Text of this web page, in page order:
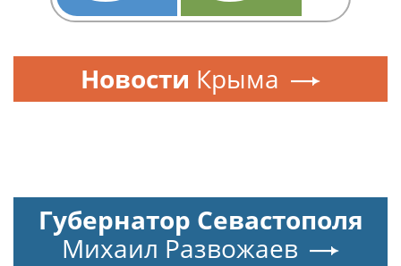
Новости Крыма
Губернатор Севастополя
Михаил Развожаев